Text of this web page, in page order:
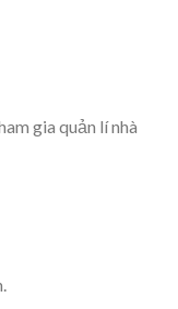
gia quản lí nhà